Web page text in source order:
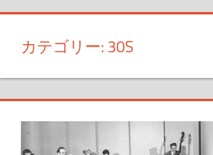
ッ
カテゴリー:30S